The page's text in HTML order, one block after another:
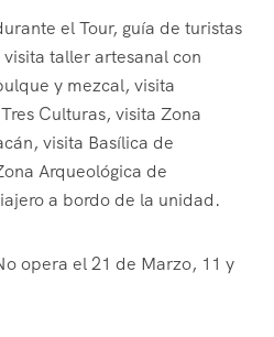
el Tour, guía de turistas
taller artesanal con
y mezcal, visita
Culturas, visita Zona
visita Basílica de
Arqueológica de
a bordo de la unidad.
opera el 21 de Marzo, 11 y